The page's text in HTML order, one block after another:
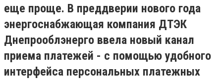
еще проще. В преддверии нового года
энергоснабжающая компания ДТЭК
Днепрооблэнерго ввела новый канал
приема платежей - с помощью удобного
интерфейса персональных платежных